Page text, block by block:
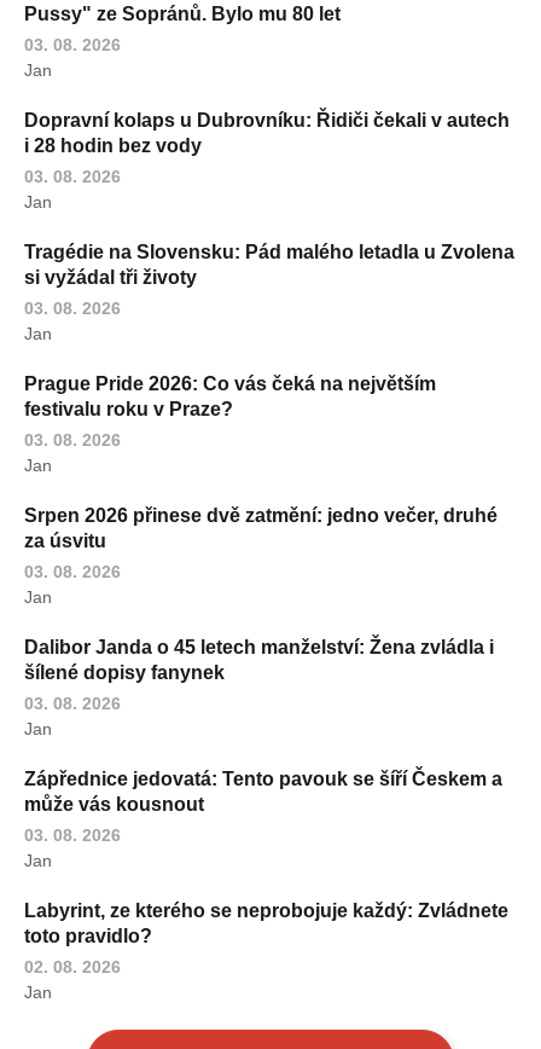
Pussy" ze Sopránů. Bylo mu 80 let
03. 08. 2026
Jan
Dopravní kolaps u Dubrovníku: Řidiči čekali v autech
i 28 hodin bez vody
03. 08. 2026
Jan
Tragédie na Slovensku: Pád malého letadla u Zvolena
si vyžádal tři životy
03. 08. 2026
Jan
Prague Pride 2026: Co vás čeká na největším
festivalu roku v Praze?
03. 08. 2026
Jan
Srpen 2026 přinese dvě zatmění: jedno večer, druhé
za úsvitu
03. 08. 2026
Jan
Dalibor Janda o 45 letech manželství: Žena zvládla i
šílené dopisy fanynek
03. 08. 2026
Jan
Zápřednice jedovatá: Tento pavouk se šíří Českem a
může vás kousnout
03. 08. 2026
Jan
Labyrint, ze kterého se neprobojuje každý: Zvládnete
toto pravidlo?
02. 08. 2026
Jan